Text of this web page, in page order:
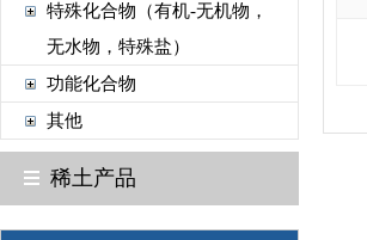
特殊化合物（有机-无机物，
无水物，特殊盐）
功能化合物
其他
稀土产品